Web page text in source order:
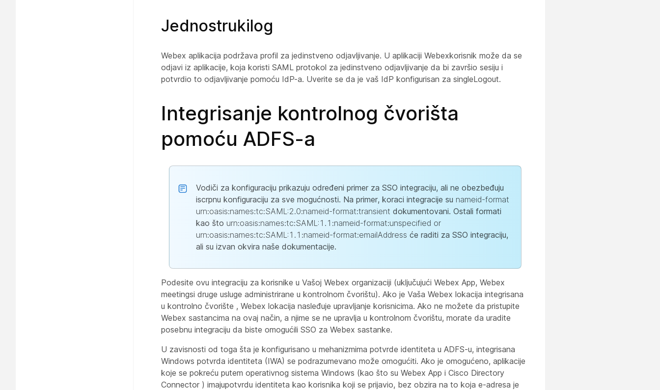
Jednostrukilog
Webex aplikacija podržava profil za jedinstveno odjavljivanje. U aplikaciji Webexkorisnik može da se
odjavi iz aplikacije, koja koristi SAML protokol za jedinstveno odjavljivanje da bi završio sesiju i
potvrdio to odjavljivanje pomoću IdP-a. Uverite se da je vaš IdP konfigurisan za singleLogout.
Integrisanje kontrolnog čvorišta
pomoću ADFS-a
Vodiči za konfiguraciju prikazuju određeni primer za SSO integraciju, ali ne obezbeđuju
iscrpnu konfiguraciju za sve mogućnosti. Na primer, koraci integracije su nameid-format
urn:oasis:names:tc:SAML:2.0:nameid-format:transient dokumentovani. Ostali formati
kao što urn:oasis:names:tc:SAML:1.1:nameid-format:unspecified or
urn:oasis:names:tc:SAML:1.1:nameid-format:emailAddress će raditi za SSO integraciju,
ali su izvan okvira naše dokumentacije.
Podesite ovu integraciju za korisnike u Vašoj Webex organizaciji (uključujući Webex App, Webex
meetingsi druge usluge administrirane u kontrolnom čvorištu). Ako je Vaša Webex lokacija integrisana
u kontrolno čvorište , Webex lokacija nasleđuje upravljanje korisnicima. Ako ne možete da pristupite
Webex sastancima na ovaj način, a njime se ne upravlja u kontrolnom čvorištu, morate da uradite
posebnu integraciju da biste omogućili SSO za Webex sastanke.
U zavisnosti od toga šta je konfigurisano u mehanizmima potvrde identiteta u ADFS-u, integrisana
Windows potvrda identiteta (IWA) se podrazumevano može omogućiti. Ako je omogućeno, aplikacije
koje se pokreću putem operativnog sistema Windows (kao što su Webex App i Cisco Directory
Connector ) imajupotvrdu identiteta kao korisnika koji se prijavio, bez obzira na to koja e-adresa je